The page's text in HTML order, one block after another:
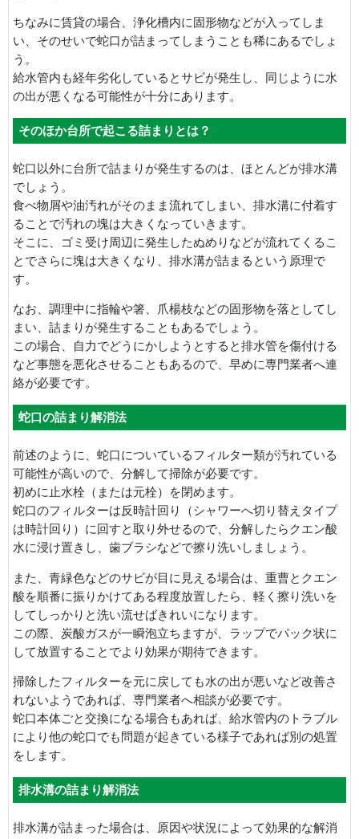
ちなみに賃貸の場合、浄化槽内に固形物などが入ってしま
い、そのせいで蛇口が詰まってしまうことも稀にあるでしょ
う。
給水管内も経年劣化しているとサビが発生し、同じように水
の出が悪くなる可能性が十分にあります。
そのほか台所で起こる詰まりとは？
蛇口以外に台所で詰まりが発生するのは、ほとんどが排水溝
でしょう。
食べ物屑や油汚れがそのまま流れてしまい、排水溝に付着す
ることで汚れの塊は大きくなっていきます。
そこに、ゴミ受け周辺に発生したぬめりなどが流れてくるこ
とでさらに塊は大きくなり、排水溝が詰まるという原理で
す。
なお、調理中に指輪や箸、爪楊枝などの固形物を落としてし
まい、詰まりが発生することもあるでしょう。
この場合、自力でどうにかしようとすると排水管を傷付ける
など事態を悪化させることもあるので、早めに専門業者へ連
絡が必要です。
蛇口の詰まり解消法
前述のように、蛇口についているフィルター類が汚れている
可能性が高いので、分解して掃除が必要です。
初めに止水栓（または元栓）を閉めます。
蛇口のフィルターは反時計回り（シャワーへ切り替えタイプ
は時計回り）に回すと取り外せるので、分解したらクエン酸
水に浸け置きし、歯ブラシなどで擦り洗いしましょう。
また、青緑色などのサビが目に見える場合は、重曹とクエン
酸を順番に振りかけてある程度放置したら、軽く擦り洗いを
してしっかりと洗い流せばきれいになります。
この際、炭酸ガスが一瞬泡立ちますが、ラップでパック状に
して放置することでより効果が期待できます。
掃除したフィルターを元に戻しても水の出が悪いなど改善さ
れないようであれば、専門業者へ相談が必要です。
蛇口本体ごと交換になる場合もあれば、給水管内のトラブル
により他の蛇口でも問題が起きている様子であれば別の処置
をします。
排水溝の詰まり解消法
排水溝が詰まった場合は、原因や状況によって効果的な解消